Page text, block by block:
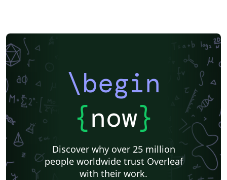
\begin
{now}
Discover why over 25 million
people worldwide trust Overleaf
with their work.